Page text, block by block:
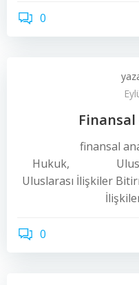
0
finansal
Hukuk,
Uluslarası İlişkiler
0